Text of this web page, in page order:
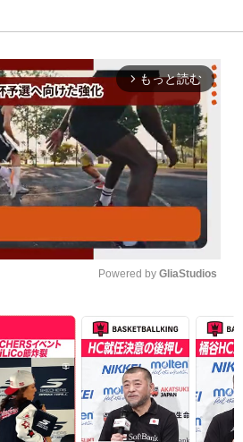
arrow_forward_ios もっと読む
Powered by GliaStudios